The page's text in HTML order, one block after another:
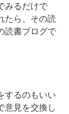
みるだけで
たら、その読
読書ブログで
するのもいい
意見を交換し